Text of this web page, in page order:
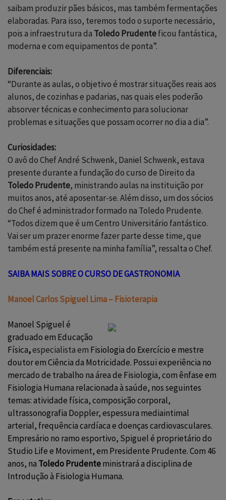
saibam produzir pães básicos, mas também fermentações
elaboradas. Para isso, teremos todo o suporte necessário,
pois a infraestrutura da Toledo Prudenteficou fantástica,
moderna e com equipamentos de ponta”.
Diferenciais:
“Durante as aulas, o objetivo é mostrar situações reais aos
alunos, de cozinhas e padarias, nas quais eles poderão
absorver técnicas e conhecimento para solucionar
problemas e situações que possam ocorrer no dia a dia”.
Curiosidades:
O avô do Chef André Schwenk, Daniel Schwenk, estava
presente durante a fundação do curso de Direito da
Toledo Prudente, ministrando aulas na instituição por
muitos anos, até aposentar-se. Além disso, um dos sócios
do Chef é administrador formado na Toledo Prudente.
“Todos dizem que é um Centro Universitário fantástico.
Vai ser um prazer enorme fazer parte desse time, que
também está presente na minha família”, ressalta o Chef.
SAIBA MAIS SOBRE O CURSO DE GASTRONOMIA
Manoel Carlos Spiguel Lima –Fisioterapia
Manoel Spiguel é
graduado em Educação
Física,especialista em Fisiologia do Exercício e mestre
doutor em Ciência da Motricidade. Possui experiência no
mercado de trabalho na área de Fisiologia, com ênfase em
Fisiologia Humana relacionada à saúde, nos seguintes
temas: atividade física, composição corporal,
ultrassonografia Doppler, espessura mediaintimal
arterial, frequência cardíaca e doenças cardiovasculares.
Empresário no ramo esportivo, Spiguel é proprietário do
Studio Life e Moviment, em Presidente Prudente. Com 46
anos, na Toledo Prudenteministrará a disciplina de
Introdução à Fisiologia Humana.